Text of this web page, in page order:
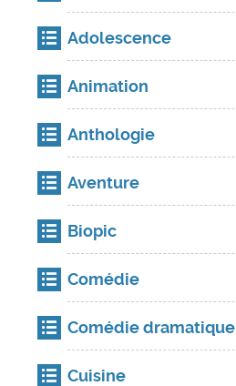
Adolescence
Animation
Anthologie
Aventure
Biopic
Comédie
Comédie dramatique
Cuisine